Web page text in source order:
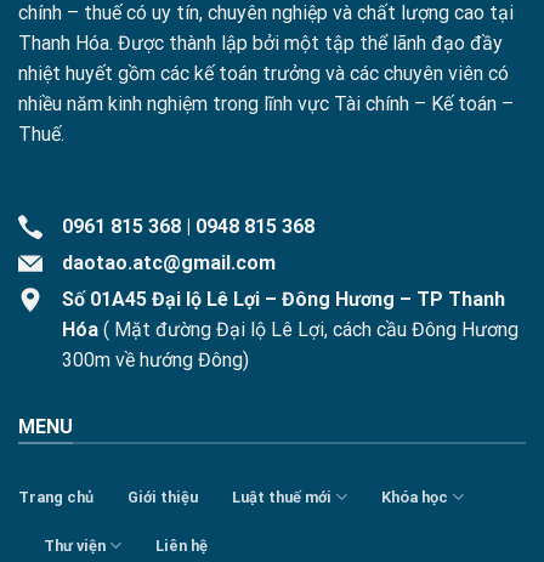
chính – thuế có uy tín, chuyên nghiệp và chất lượng cao tại
Thanh Hóa. Được thành lập bởi một tập thể lãnh đạo đầy
nhiệt huyết gồm các kế toán trưởng và các chuyên viên có
nhiều năm kinh nghiệm trong lĩnh vực Tài chính – Kế toán –
Thuế.
0961 815 368 | 0948 815 368
daotao.atc@gmail.com
Số 01A45 Đại lộ Lê Lợi – Đông Hương – TP Thanh
Hóa ( Mặt đường Đại lộ Lê Lợi, cách cầu Đông Hương
300m về hướng Đông)
MENU
Trang chủ Giới thiệu Luật thuế mới Khóa học
Thư viện Liên hệ